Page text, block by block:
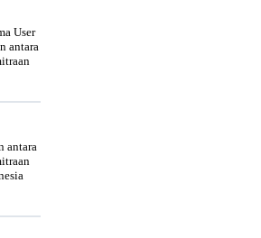
User
antara
antara